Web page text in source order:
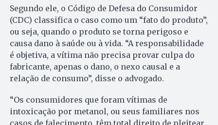
Segundo ele, o Código de Defesa do Consumidor
(CDC) classifica o caso como um “fato do produto”,
ou seja, quando o produto se torna perigoso e
causa dano à saúde ou à vida. “A responsabilidade
é objetiva, a vítima não precisa provar culpa do
fabricante, apenas o dano, o nexo causal e a
relação de consumo”, disse o advogado.
“Os consumidores que foram vítimas de
intoxicação por metanol, ou seus familiares nos